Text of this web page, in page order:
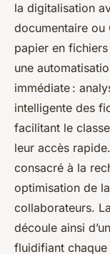
la digitalisation
documentaire ou
papier en
une
immédiate :
intelligente des
facilitant le
leur accès
consacré à la
optimisation de
collaborateurs.
découle ainsi
fluidifiant